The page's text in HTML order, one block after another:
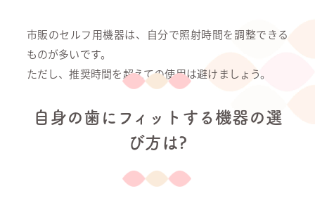
市販のセルフ用機器は、自分で照射時間を調整できる
ものが多いです。
ただし、推奨時間を超えての使用は避けましょう。
自身の歯にフィットする機器の選
び方は?